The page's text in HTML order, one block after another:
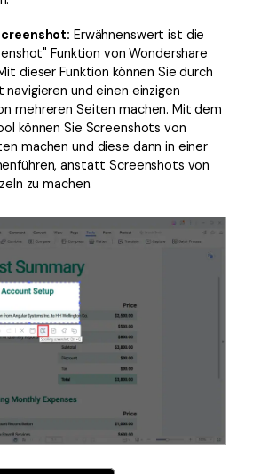
Erwähnenswert ist die
Funktion von Wondershare
dieser Funktion können Sie durch
navigieren und einen einzigen
mehreren Seiten machen. Mit dem
können Sie Screenshots von
machen und diese dann in einer
anstatt Screenshots von
zu machen.